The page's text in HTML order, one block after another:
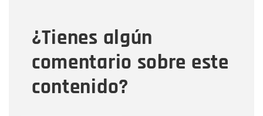
¿Tienes algún
comentario sobre este
contenido?
Mensaje